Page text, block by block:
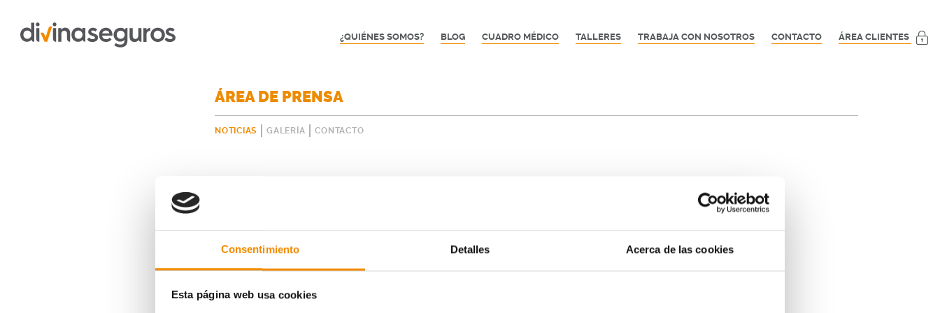
Consentimiento Detalles Acerca de las cookies
Esta página web usa cookies
¿QUIÉNES SOMOS? BLOG CUADRO MÉDICO TALLERES TRABAJA CON NOSOTROS CONTACTO ÁREA CLIENTES
ÁREA DE PRENSA
NOTICIAS GALERÍA CONTACTO